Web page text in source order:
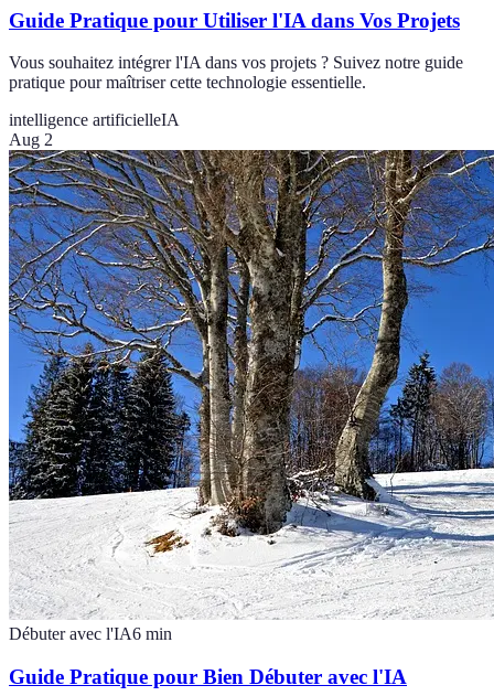
Guide Pratique pour Utiliser l'IA dans Vos Projets
Vous souhaitez intégrer l'IA dans vos projets ? Suivez notre guide
pratique pour maîtriser cette technologie essentielle.
intelligence artificielleIA
Aug 2
Débuter avec l'IA6 min
Guide Pratique pour Bien Débuter avec l'IA